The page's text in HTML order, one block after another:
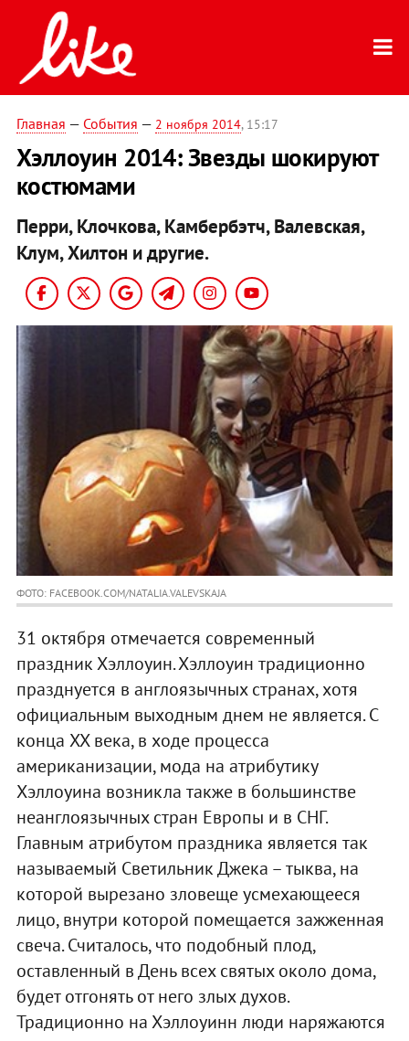
Главная — События — 2 ноября 2014, 15:17
Хэллоуин 2014: Звезды шокируют
костюмами
Перри, Клочкова, Камбербэтч, Валевская,
Клум, Хилтон и другие.
ФОТО: FACEBOOK.COM/NATALIA.VALEVSKAJA
31 октября отмечается современный
праздник Хэллоуин. Хэллоуин традиционно
празднуется в англоязычных странах, хотя
официальным выходным днем не является. С
конца XX века, в ходе процесса
американизации, мода на атрибутику
Хэллоуина возникла также в большинстве
неанглоязычных стран Европы и в СНГ.
Главным атрибутом праздника является так
называемый Светильник Джека – тыква, на
которой вырезано зловеще усмехающееся
лицо, внутри которой помещается зажженная
свеча. Считалось, что подобный плод,
оставленный в День всех святых около дома,
будет отгонять от него злых духов.
Традиционно на Хэллоуинн люди наряжаются